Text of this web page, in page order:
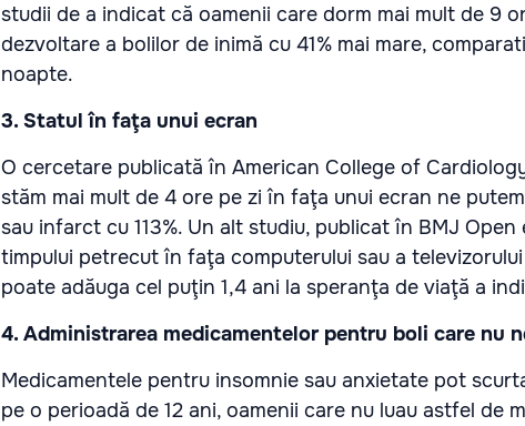
studii de a indicat că oamenii care dorm mai mult de 9
dezvoltare a bolilor de inimă cu 41% mai mare,
noapte.
3. Statul în faţa unui ecran
O cercetare publicată în American College of
stăm mai mult de 4 ore pe zi în faţa unui ecran ne
sau infarct cu 113%. Un alt studiu, publicat în BMJ
timpului petrecut în faţa computerului sau a
poate adăuga cel puţin 1,4 ani la speranţa de viaţă a
4. Administrarea medicamentelor pentru boli care nu
Medicamentele pentru insomnie sau anxietate pot
pe o perioadă de 12 ani, oamenii care nu luau astfel de